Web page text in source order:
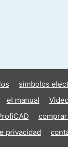
símbolos
el manual
privacidad